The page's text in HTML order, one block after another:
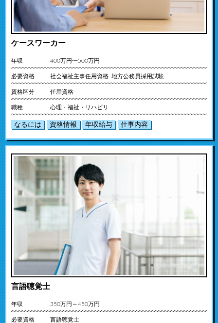
ケースワーカー
年収 400万円〜500万円
必要資格 社会福祉主事任用資格 地方公務員採用試験
資格区分 任用資格
職種 心理・福祉・リハビリ
なるには 資格情報 年収給与 仕事内容
言語聴覚士
年収 350万円～450万円
必要資格 言語聴覚士